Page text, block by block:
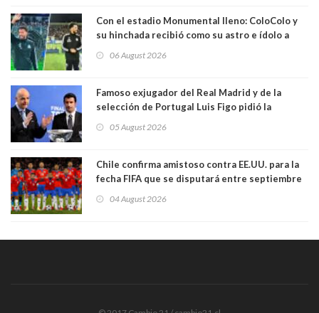
Con el estadio Monumental lleno: ColoColo y
su hinchada recibió como su astro e ídolo a
06 August 2026
Famoso exjugador del Real Madrid y de la
selección de Portugal Luis Figo pidió la
comportamiento más bajo y cobarde que he
05 August 2026
Chile confirma amistoso contra EE.UU. para la
fecha FIFA que se disputará entre septiembre
04 August 2026